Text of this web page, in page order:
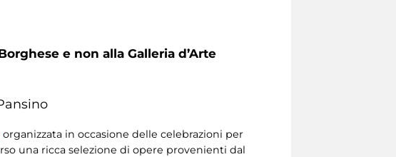
e non alla Galleria d’Arte
organizzata in occasione delle celebrazioni per
una ricca selezione di opere provenienti dal